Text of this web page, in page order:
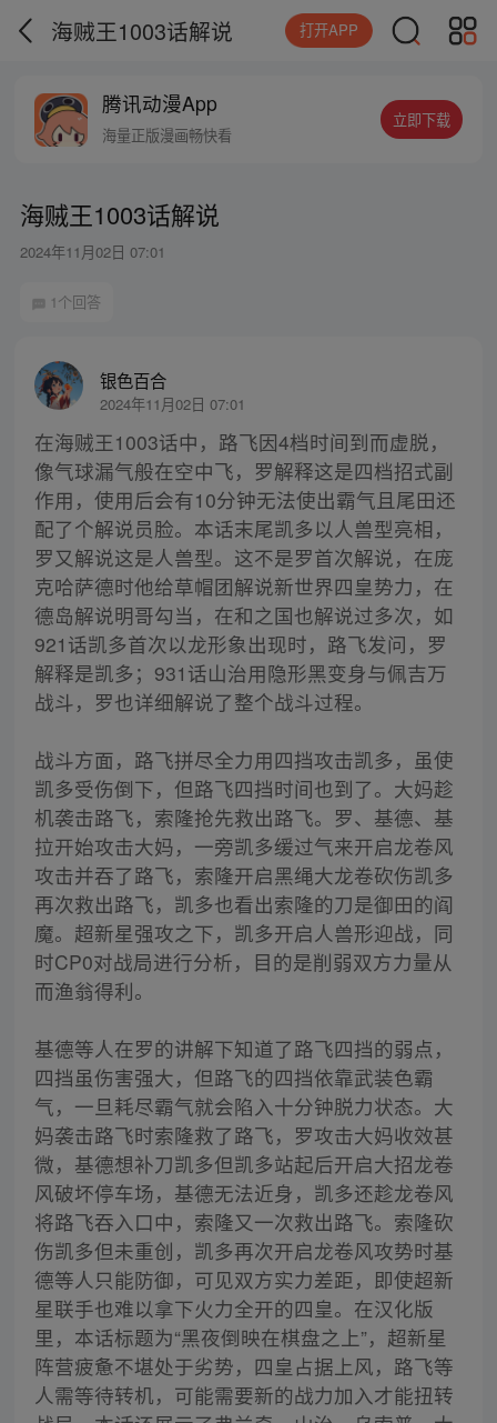
海贼王1003话解说 打开APP
腾讯动漫App
海量正版漫画畅快看
立即下载
海贼王1003话解说
2024年11月02日 07:01
1个回答
银色百合
2024年11月02日 07:01
在海贼王1003话中，路飞因4档时间到而虚脱，
像气球漏气般在空中飞，罗解释这是四档招式副
作用，使用后会有10分钟无法使出霸气且尾田还
配了个解说员脸。本话末尾凯多以人兽型亮相，
罗又解说这是人兽型。这不是罗首次解说，在庞
克哈萨德时他给草帽团解说新世界四皇势力，在
德岛解说明哥勾当，在和之国也解说过多次，如
921话凯多首次以龙形象出现时，路飞发问，罗
解释是凯多；931话山治用隐形黑变身与佩吉万
战斗，罗也详细解说了整个战斗过程。
战斗方面，路飞拼尽全力用四挡攻击凯多，虽使
凯多受伤倒下，但路飞四挡时间也到了。大妈趁
机袭击路飞，索隆抢先救出路飞。罗、基德、基
拉开始攻击大妈，一旁凯多缓过气来开启龙卷风
攻击并吞了路飞，索隆开启黑绳大龙卷砍伤凯多
再次救出路飞，凯多也看出索隆的刀是御田的阎
魔。超新星强攻之下，凯多开启人兽形迎战，同
时CP0对战局进行分析，目的是削弱双方力量从
而渔翁得利。
基德等人在罗的讲解下知道了路飞四挡的弱点，
四挡虽伤害强大，但路飞的四挡依靠武装色霸
气，一旦耗尽霸气就会陷入十分钟脱力状态。大
妈袭击路飞时索隆救了路飞，罗攻击大妈收效甚
微，基德想补刀凯多但凯多站起后开启大招龙卷
风破坏停车场，基德无法近身，凯多还趁龙卷风
将路飞吞入口中，索隆又一次救出路飞。索隆砍
伤凯多但未重创，凯多再次开启龙卷风攻势时基
德等人只能防御，可见双方实力差距，即使超新
星联手也难以拿下火力全开的四皇。在汉化版
里，本话标题为“黑夜倒映在棋盘之上”，超新星
阵营疲惫不堪处于劣势，四皇占据上风，路飞等
人需等待转机，可能需要新的战力加入才能扭转